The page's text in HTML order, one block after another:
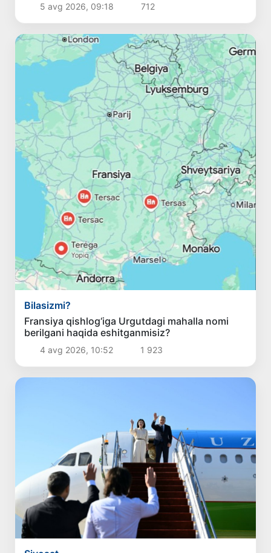
5 avg 2026, 09:18 712
Bilasizmi?
Fransiya qishlog‘iga Urgutdagi mahalla nomi
berilgani haqida eshitganmisiz?
4 avg 2026, 10:52 1 923